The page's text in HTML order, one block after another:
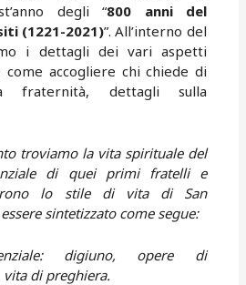
degli “800 anni del
(1221-2021)”. All’interno del
i dettagli dei vari aspetti
accogliere chi chiede di
dettagli sulla
troviamo la vita spirituale del
di quei primi fratelli e
lo stile di vita di San
sintetizzato come segue:
digiuno, opere di
di preghiera.